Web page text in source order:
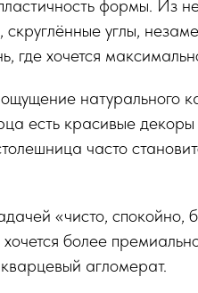
формы. Из
углы,
где хочется
натурального
есть красивые
часто
«чисто, спокойно,
более
агломерат.